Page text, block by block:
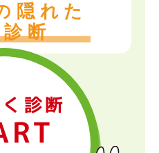
隠れた
断
診断